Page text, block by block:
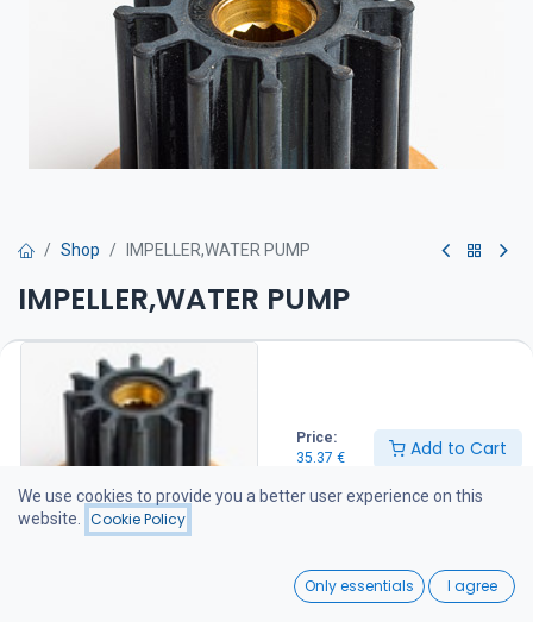
Price:
35.37 € Add to Cart
Wishlist
Shop IMPELLER,WATER PUMP
IMPELLER,WATER PUMP
Siipipyörä on suositeltava pitää varalla veneessä
35.37€
Add to Cart
Add to wishlist
We use cookies to provide you a better user experience on this
website.
Cookie Policy
Only essentials I agree